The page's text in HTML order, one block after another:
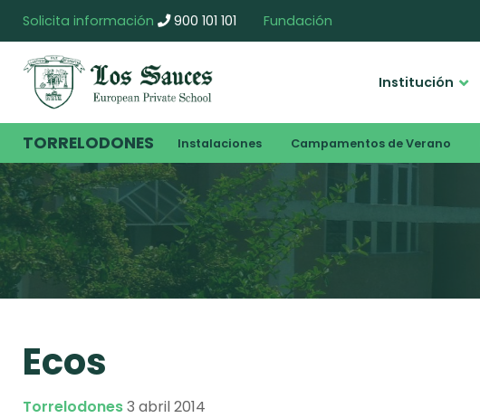
Solicita información 900 101 101 Fundación
Institución
TORRELODONES Instalaciones Campamentos de Verano
Ecos
Torrelodones3 abril 2014